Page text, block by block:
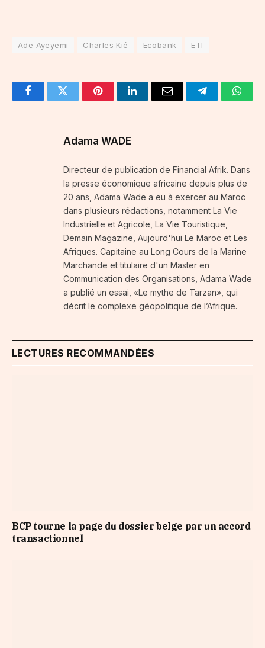
Ade Ayeyemi Charles Kié Ecobank ETI
FacebookTwitter PinterestLinkedInEmail Telegram
Adama WADE
Directeur de publication de Financial Afrik. Dans
la presse économique africaine depuis plus de
20 ans, Adama Wade a eu à exercer au Maroc
dans plusieurs rédactions, notamment La Vie
Industrielle et Agricole, La Vie Touristique,
Demain Magazine, Aujourd'hui Le Maroc et Les
Afriques. Capitaine au Long Cours de la Marine
Marchande et titulaire d'un Master en
Communication des Organisations, Adama Wade
a publié un essai, «Le mythe de Tarzan», qui
décrit le complexe géopolitique de l’Afrique.
LECTURES RECOMMANDÉES
BCP tourne la page du dossier belge par un accord
transactionnel